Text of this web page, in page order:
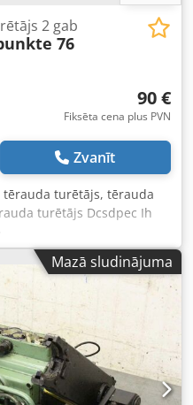
2 gab
76
90 €
Fiksēta cena plus PVN
Zvanīt
tērauda turētājs, tērauda
turētājs Dcsdpec Ih
diametrs: 22 mm -
- Skice redzama
2 turētāji - Cena: par
Mazā sludinājuma